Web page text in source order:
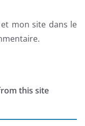
mon site dans le
this site